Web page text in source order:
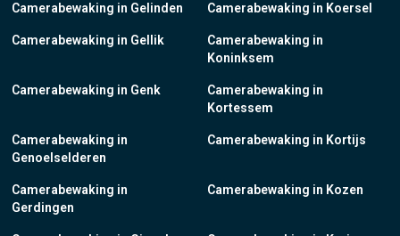
Camerabewaking in Gelinden
Camerabewaking in Gellik
Camerabewaking in Genk
Camerabewaking in
Genoelselderen
Camerabewaking in
Gerdingen
Camerabewaking in Koersel
Camerabewaking in
Koninksem
Camerabewaking in
Kortessem
Camerabewaking in Kortijs
Camerabewaking in Kozen